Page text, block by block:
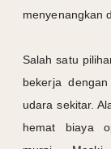
menyenangkan
Salah satu
bekerja
udara sekitar.
hemat biaya